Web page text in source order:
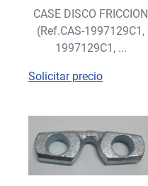
CASE DISCO FRICCION
(Ref.CAS-1997129C1,
1997129C1, ...
Solicitar precio